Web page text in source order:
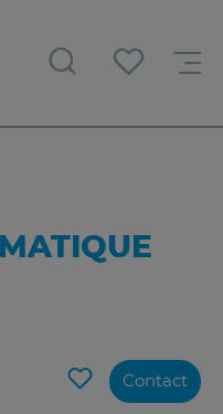
Contact